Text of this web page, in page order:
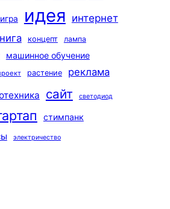
игра идея интернет
концепт лампа
машинное обучение
растение реклама
сайт светодиод
стимпанк
электричество